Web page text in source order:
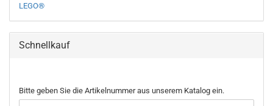
LEGO®
Schnellkauf
BITTE
GEBEN
Bitte geben Sie die Artikelnummer aus unserem Katalog ein.